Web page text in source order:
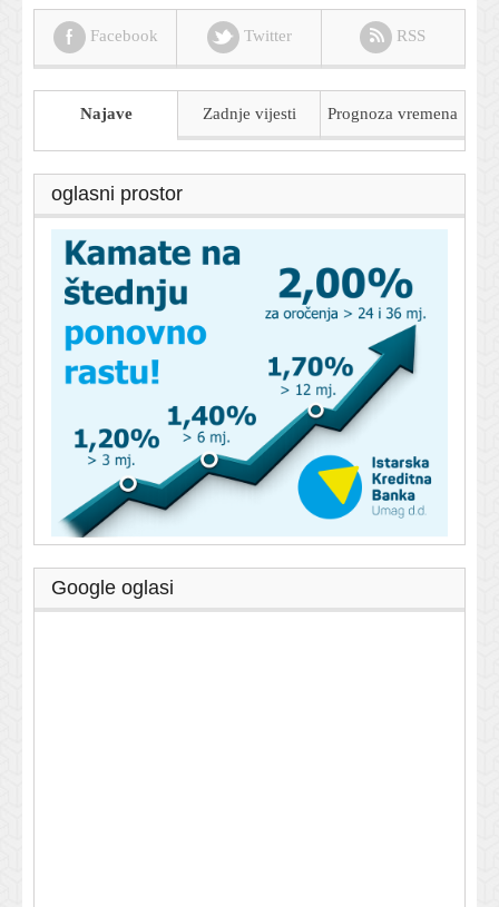
Facebook Twitter RSS
Najave Zadnje vijesti Prognoza vremena
oglasni prostor
Google oglasi